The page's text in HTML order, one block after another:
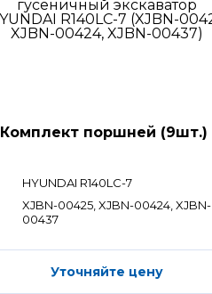
Комплект поршней (9шт.)
HYUNDAI R140LC-7
XJBN-00425, XJBN-00424, XJBN-
00437
Уточняйте цену